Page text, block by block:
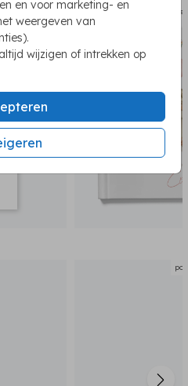
en voor marketing- en
weergeven van
wijzigen of intrekken op